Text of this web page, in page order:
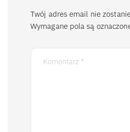
Twój adres email nie
Wymagane pola są